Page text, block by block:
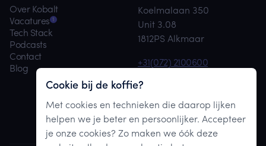
Over Kobalt
Vacatures 1
Tech Stack
Podcasts
Contact
Blog
Koelmalaan 350
Unit 3.08
1812PS Alkmaar
+31(072) 2100600
Maak afspraak
Cookie bij de koffie?
Met cookies en technieken die daarop lijken
helpen we je beter en persoonlijker. Accepteer
je onze cookies? Zo maken we óók deze